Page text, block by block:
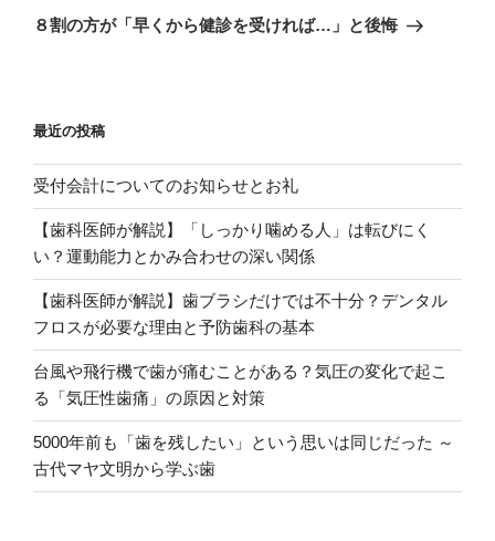
ー
の
８割の方が「早くから健診を受ければ…」と後悔
最近の投稿
受付会計についてのお知らせとお礼
【歯科医師が解説】「しっかり噛める人」は転びにく
い？運動能力とかみ合わせの深い関係
【歯科医師が解説】歯ブラシだけでは不十分？デンタル
フロスが必要な理由と予防歯科の基本
台風や飛行機で歯が痛むことがある？気圧の変化で起こ
る「気圧性歯痛」の原因と対策
5000年前も「歯を残したい」という思いは同じだった ～
古代マヤ文明から学ぶ歯